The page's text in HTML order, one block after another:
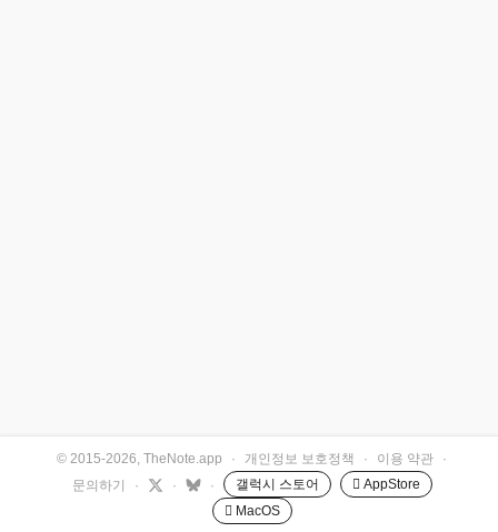
© 2015-2026, TheNote.app · 개인정보 보호정책 · 이용 약관
·
문의하기
· · · 갤럭시 스토어
 AppStore
 MacOS